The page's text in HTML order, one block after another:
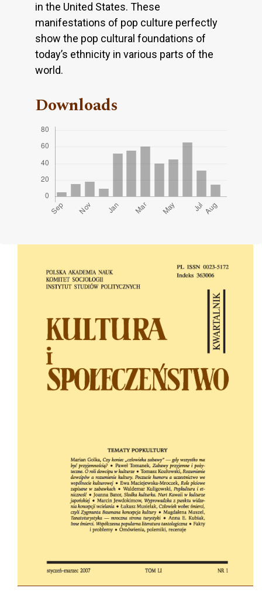
in the United States. These
manifestations of pop culture perfectly
show the pop cultural foundations of
today’s ethnicity in various parts of the
world.
Downloads